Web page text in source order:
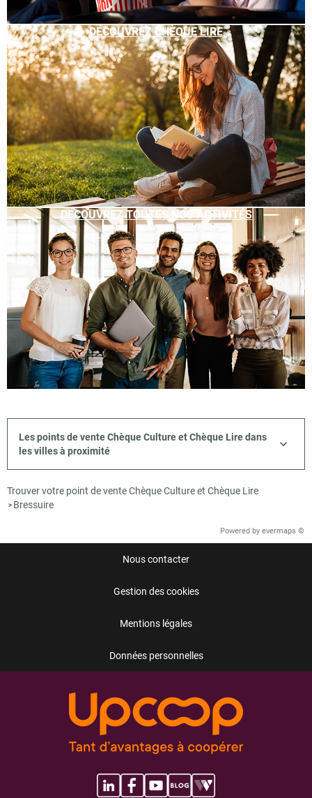
DÉCOUVREZ CHÈQUE LIRE
DÉCOUVREZ TOUTES NOS ACTIVITÉS
Les points de vente Chèque Culture et Chèque Lire dans
les villes à proximité
Trouver votre point de vente Chèque Culture et Chèque Lire
> Bressuire
Powered by evermaps ©
Nous contacter
Gestion des cookies
Mentions légales
Données personnelles